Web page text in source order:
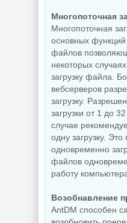
Интернет
загрузчик Internet
Download Manager
6.43 Build 7 by
KpoJIuK
Мастеринг
WaveLab 13 Pro
13.0.30
Многопоточная
Многопоточная
основных функций
файлов
некоторых
загрузку файла.
вебсерверов
загрузку.
загрузки от 1 до
случае
одну загрузку. Это
одновременно
файлов
работу
Возобнавление
AntDM способен